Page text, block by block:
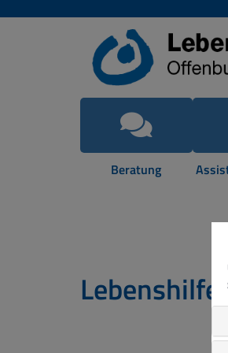
Beratung